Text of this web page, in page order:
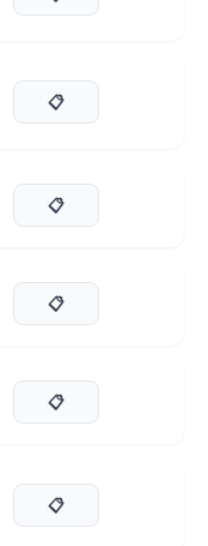
📋
📋
📋
📋
📋